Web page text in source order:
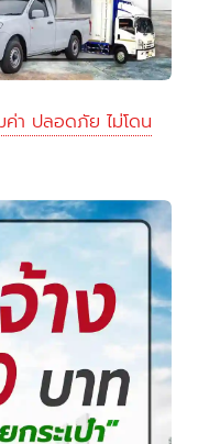
ค่า ปลอดภัย ไม่โดน